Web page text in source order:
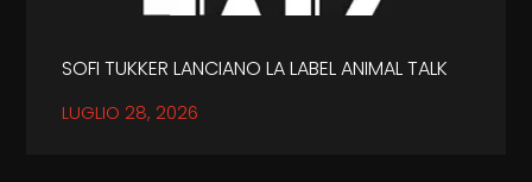
SOFI TUKKER LANCIANO LA LABEL ANIMAL TALK
LUGLIO 28, 2026